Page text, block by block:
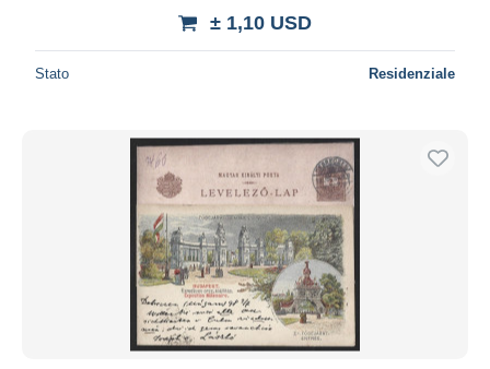
± 1,10 USD
Stato Residenziale